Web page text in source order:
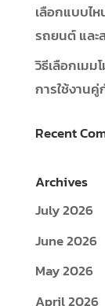
เลือกแบบไ
รถยนต์ และ
วิธีเลือกเมม
การใช้งาน
Recent
Archives
July 2026
June 2026
May 2026
April 2026